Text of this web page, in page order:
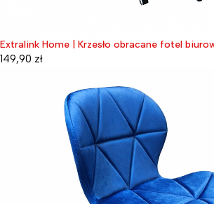
Extralink Home | Krzesło obracane fotel
149,90 zł